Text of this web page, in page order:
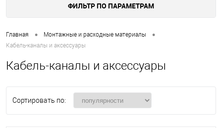
ФИЛЬТР ПО ПАРАМЕТРАМ
Главная • Монтажные и расходные материалы •
Кабель-каналы и аксессуары
Кабель-каналы и аксессуары
Сортировать по: